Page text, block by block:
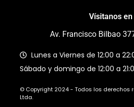
Vísitanos en
Av. Francisco Bilbao
Lunes a Viernes de 12:00 a
Sábado y domingo de 12:00 a
© Copyright 2024 - Todos los derechos
Ltda.